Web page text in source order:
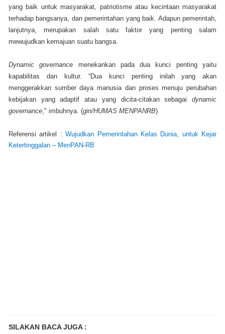
yang baik untuk masyarakat, patriotisme atau kecintaan masyarakat
terhadap bangsanya, dan pemerintahan yang baik. Adapun pemerintah,
lanjutnya, merupakan salah satu faktor yang penting salam
mewujudkan kemajuan suatu bangsa.
Dynamic governance menekankan pada dua kunci penting yaitu
kapabilitas dan kultur. “Dua kunci penting inilah yang akan
menggerakkan sumber daya manusia dan proses menuju perubahan
kebijakan yang adaptif atau yang dicita-citakan sebagai dynamic
governance ," imbuhnya. (gin/HUMAS MENPANRB)
Referensi artikel :Wujudkan Pemerintahan Kelas Dunia, untuk Kejar
Ketertinggalan – MenPAN-RB
SILAKAN BACA JUGA :